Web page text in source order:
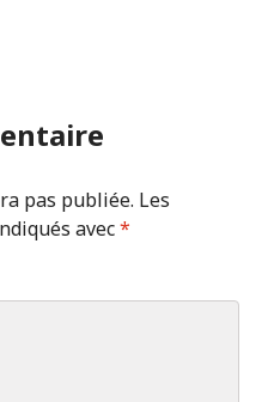
pas publiée. Les
avec*